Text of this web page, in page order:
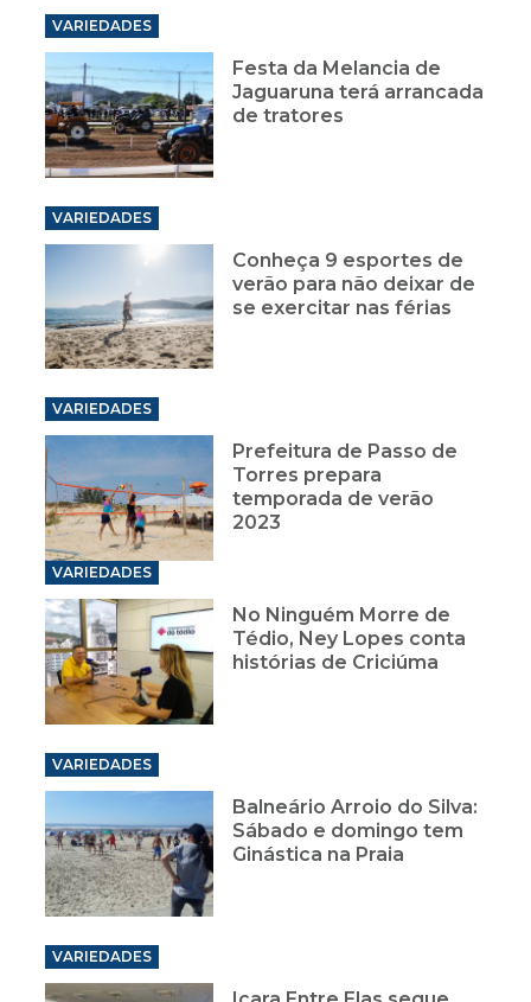
VARIEDADES
Festa da Melancia de
Jaguaruna terá arrancada
de tratores
VARIEDADES
Conheça 9 esportes de
verão para não deixar de
se exercitar nas férias
VARIEDADES
Prefeitura de Passo de
Torres prepara
temporada de verão
2023
VARIEDADES
No Ninguém Morre de
Tédio, Ney Lopes conta
histórias de Criciúma
VARIEDADES
Balneário Arroio do Silva:
Sábado e domingo tem
Ginástica na Praia
VARIEDADES